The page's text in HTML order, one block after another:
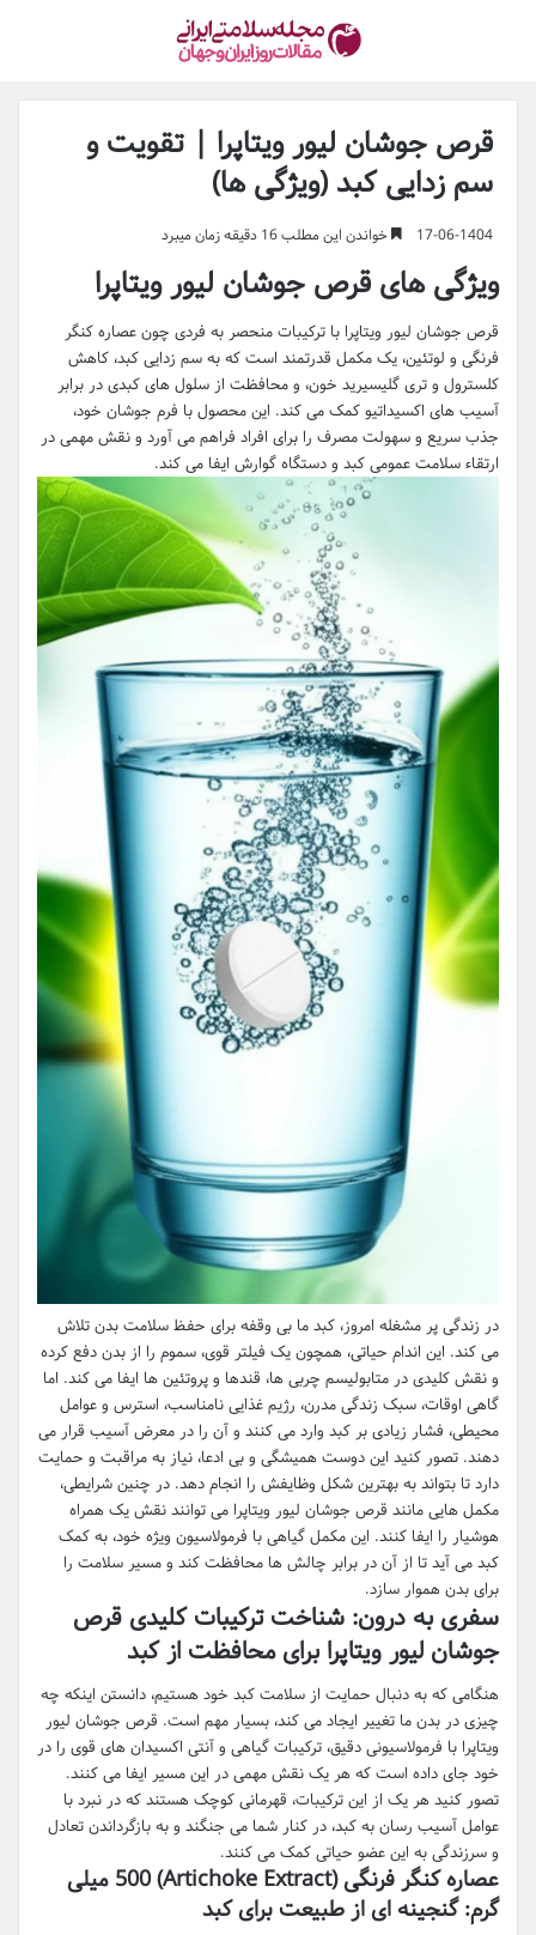
قرص جوشان لیور ویتاپرا | تقویت و
سم زدایی کبد (ویژگی ها)
17-06-1404 خواندن این مطلب 16 دقیقه زمان میبرد
ویژگی های قرص جوشان لیور ویتاپرا
قرص جوشان لیور ویتاپرا با ترکیبات منحصر به فردی چون عصاره کنگر
فرنگی و لوتئین، یک مکمل قدرتمند است که به سم زدایی کبد، کاهش
کلسترول و تری گلیسیرید خون، و محافظت از سلول های کبدی در برابر
آسیب های اکسیداتیو کمک می کند. این محصول با فرم جوشان خود،
جذب سریع و سهولت مصرف را برای افراد فراهم می آورد و نقش مهمی در
ارتقاء سلامت عمومی کبد و دستگاه گوارش ایفا می کند.
در زندگی پر مشغله امروز، کبد ما بی وقفه برای حفظ سلامت بدن تلاش
می کند. این اندام حیاتی، همچون یک فیلتر قوی، سموم را از بدن دفع کرده
و نقش کلیدی در متابولیسم چربی ها، قندها و پروتئین ها ایفا می کند. اما
گاهی اوقات، سبک زندگی مدرن، رژیم غذایی نامناسب، استرس و عوامل
محیطی، فشار زیادی بر کبد وارد می کنند و آن را در معرض آسیب قرار می
دهند. تصور کنید این دوست همیشگی و بی ادعا، نیاز به مراقبت و حمایت
دارد تا بتواند به بهترین شکل وظایفش را انجام دهد. در چنین شرایطی،
مکمل هایی مانند قرص جوشان لیور ویتاپرا می توانند نقش یک همراه
هوشیار را ایفا کنند. این مکمل گیاهی با فرمولاسیون ویژه خود، به کمک
کبد می آید تا از آن در برابر چالش ها محافظت کند و مسیر سلامت را
برای بدن هموار سازد.
سفری به درون: شناخت ترکیبات کلیدی قرص
جوشان لیور ویتاپرا برای محافظت از کبد
هنگامی که به دنبال حمایت از سلامت کبد خود هستیم، دانستن اینکه چه
چیزی در بدن ما تغییر ایجاد می کند، بسیار مهم است. قرص جوشان لیور
ویتاپرا با فرمولاسیونی دقیق، ترکیبات گیاهی و آنتی اکسیدان های قوی را در
خود جای داده است که هر یک نقش مهمی در این مسیر ایفا می کنند.
تصور کنید هر یک از این ترکیبات، قهرمانی کوچک هستند که در نبرد با
عوامل آسیب رسان به کبد، در کنار شما می جنگند و به بازگرداندن تعادل
و سرزندگی به این عضو حیاتی کمک می کنند.
عصاره کنگر فرنگی (Artichoke Extract) 500 میلی
گرم: گنجینه ای از طبیعت برای کبد